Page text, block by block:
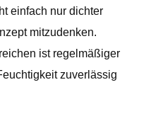
einfach nur dichter
mitzudenken.
ist regelmäßiger
zuverlässig